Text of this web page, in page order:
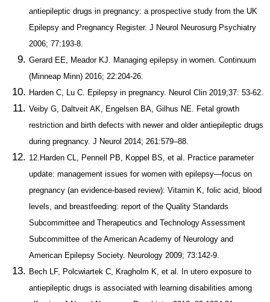
antiepileptic drugs in pregnancy: a prospective study from the UK
Epilepsy and Pregnancy Register. J Neurol Neurosurg Psychiatry
2006; 77:193-8.
Gerard EE, Meador KJ. Managing epilepsy in women. Continuum
(Minneap Minn) 2016; 22:204-26.
Harden C, Lu C. Epilepsy in pregnancy. Neurol Clin 2019;37: 53-62.
Veiby G, Daltveit AK, Engelsen BA, Gilhus NE. Fetal growth
restriction and birth defects with newer and older antiepileptic drugs
during pregnancy. J Neurol 2014; 261:579–88.
12.Harden CL, Pennell PB, Koppel BS, et al. Practice parameter
update: management issues for women with epilepsy—focus on
pregnancy (an evidence-based review): Vitamin K, folic acid, blood
levels, and breastfeeding: report of the Quality Standards
Subcommittee and Therapeutics and Technology Assessment
Subcommittee of the American Academy of Neurology and
American Epilepsy Society. Neurology 2009; 73:142-9.
Bech LF, Polcwiartek C, Kragholm K, et al. In utero exposure to
antiepileptic drugs is associated with learning disabilities among